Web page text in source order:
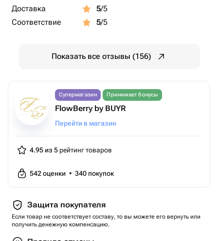
Доставка
5/5
Соответствие
5/5
Показать все отзывы (156)
Супермагазин Принимает бонусы
FlowBerry by BUYR
Перейти в магазин
4.95 из 5 рейтинг товаров
542оценки • 340 покупок
Защита покупателя
Если товар не соответствует составу, то вы можете его вернуть или
получить денежную компенсацию.